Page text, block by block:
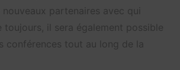
partenaires avec qui
toujours, il sera également possible
conférences tout au long de la